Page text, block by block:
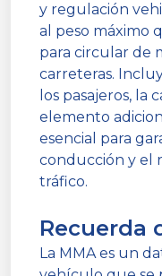
y regulación
al peso máximo
para circular de
carreteras.
los pasajeros, la
elemento
esencial para
conducción y el
tráfico.
Recuerda
La MMA es un